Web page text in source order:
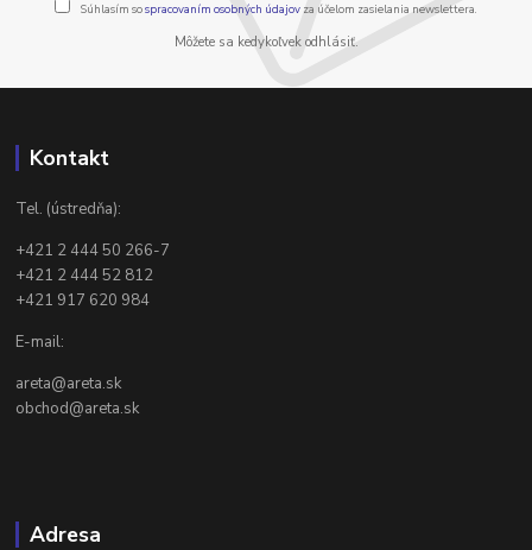
Súhlasím sospracovaním osobných údajov za účelom zasielania newslettera.
Môžete sa kedykoľvek odhlásiť.
Kontakt
Tel. (ústredňa):
+421 2 444 50 266-7
+421 2 444 52 812
+421 917 620 984
E-mail:
areta@areta.sk
obchod@areta.sk
Adresa